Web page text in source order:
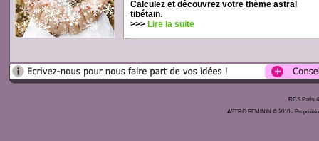
Calculez et découvrez votre thème astral
tibétain.
>>> Lire la suite
RCS Paris
ASTRO FEMININ © 2010 - Propriété